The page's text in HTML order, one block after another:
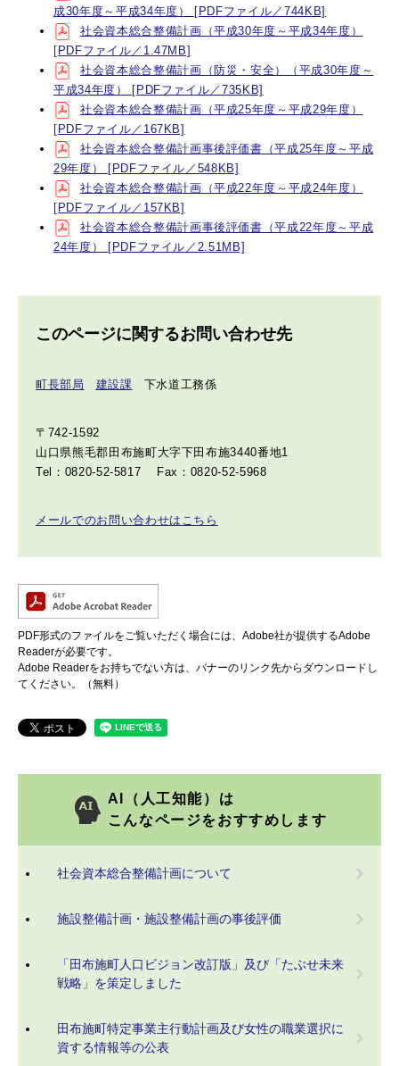
成30年度～平成34年度） [PDFファイル／744KB]
社会資本総合整備計画（平成30年度～平成34年度）
[PDFファイル／1.47MB]
社会資本総合整備計画（防災・安全）（平成30年度～
平成34年度） [PDFファイル／735KB]
社会資本総合整備計画（平成25年度～平成29年度）
[PDFファイル／167KB]
社会資本総合整備計画事後評価書（平成25年度～平成
29年度） [PDFファイル／548KB]
社会資本総合整備計画（平成22年度～平成24年度）
[PDFファイル／157KB]
社会資本総合整備計画事後評価書（平成22年度～平成
24年度） [PDFファイル／2.51MB]
このページに関するお問い合わせ先
町長部局 建設課 下水道工務係
〒742-1592
山口県熊毛郡田布施町大字下田布施3440番地1
Tel：0820-52-5817
Fax：0820-52-5968
メールでのお問い合わせはこちら
PDF形式のファイルをご覧いただく場合には、Adobe社が提供するAdobe
Readerが必要です。
Adobe Readerをお持ちでない方は、バナーのリンク先からダウンロードし
てください。（無料）
AI（人工知能）は
こんなページをおすすめします
社会資本総合整備計画について
施設整備計画・施設整備計画の事後評価
「田布施町人口ビジョン改訂版」及び「たぶせ未来
戦略」を策定しました
田布施町特定事業主行動計画及び女性の職業選択に
資する情報等の公表